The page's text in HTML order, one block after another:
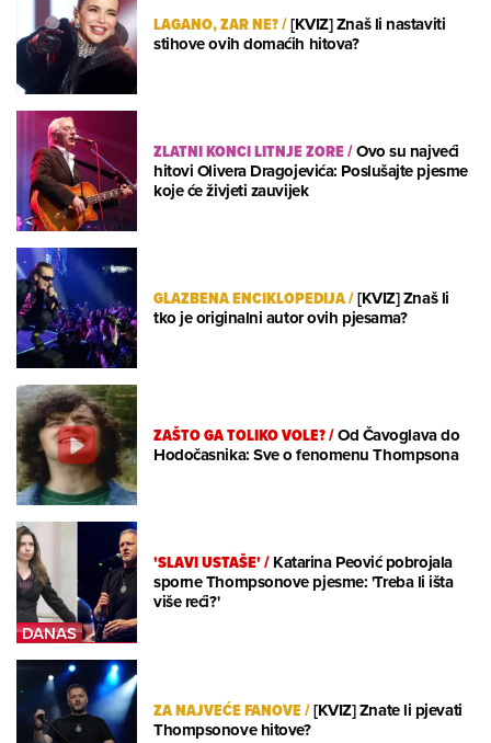
LAGANO, ZAR NE?/[KVIZ] Znaš li nastaviti
stihove ovih domaćih hitova?
ZLATNI KONCI LITNJE ZORE/Ovo su najveći
hitovi Olivera Dragojevića: Poslušajte pjesme
koje će živjeti zauvijek
GLAZBENA ENCIKLOPEDIJA/[KVIZ] Znaš li
tko je originalni autor ovih pjesama?
ZAŠTO GA TOLIKO VOLE?/Od Čavoglava do
Hodočasnika: Sve o fenomenu Thompsona
'SLAVI USTAŠE'/Katarina Peović pobrojala
sporne Thompsonove pjesme: 'Treba li išta
više reći?'
ZA NAJVEĆE FANOVE/[KVIZ] Znate li pjevati
Thompsonove hitove?